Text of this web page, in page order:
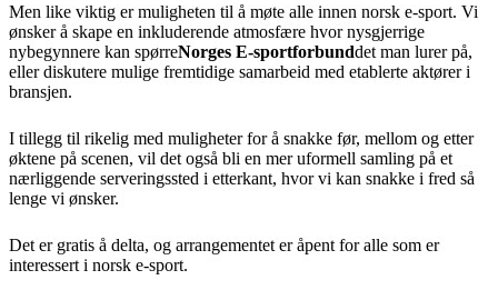
Men like viktig er muligheten til å møte alle innen norsk e-sport. Vi
ønsker å skape en inkluderende atmosfære hvor nysgjerrige
nybegynnere kan spørreNorges E-sportforbunddet man lurer på,
eller diskutere mulige fremtidige samarbeid med etablerte aktører i
bransjen.
I tillegg til rikelig med muligheter for å snakke før, mellom og etter
øktene på scenen, vil det også bli en mer uformell samling på et
nærliggende serveringssted i etterkant, hvor vi kan snakke i fred så
lenge vi ønsker.
Det er gratis å delta, og arrangementet er åpent for alle som er
interessert i norsk e-sport.